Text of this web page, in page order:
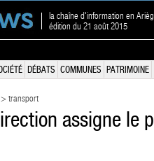
la chaîne d'information en
édition du 21 août 2015
DÉBATS COMMUNES PATRIMOINE
> transport
assigne le